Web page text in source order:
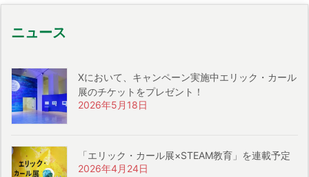
ニュース
Xにおいて、キャンペーン実施中エリック・カール
展のチケットをプレゼント！
2026年5月18日
「エリック・カール展×STEAM教育」を連載予定
2026年4月24日